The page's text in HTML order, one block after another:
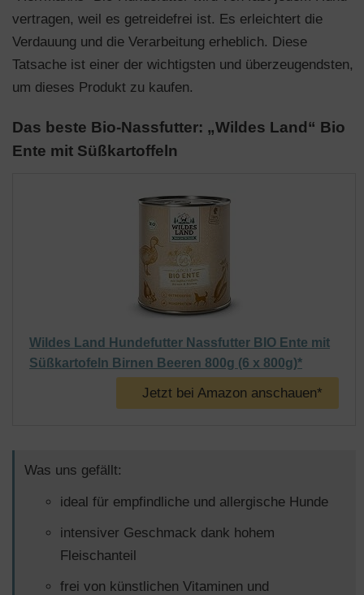
vertragen, weil es getreidefrei ist. Es erleichtert die
Verdauung und die Verarbeitung erheblich. Diese
Tatsache ist einer der wichtigsten und überzeugendsten,
um dieses Produkt zu kaufen.
Das beste Bio-Nassfutter: „Wildes Land“ Bio
Ente mit Süßkartoffeln
Wildes Land Hundefutter Nassfutter BIO Ente mit
Süßkartofeln Birnen Beeren 800g (6 x 800g)*
Jetzt bei Amazon anschauen*
Was uns gefällt:
ideal für empfindliche und allergische Hunde
intensiver Geschmack dank hohem
Fleischanteil
frei von künstlichen Vitaminen und